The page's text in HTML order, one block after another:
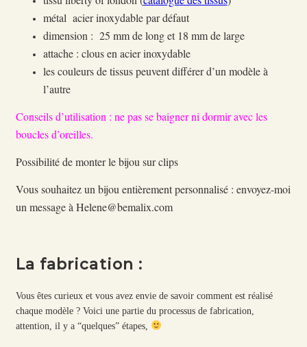
métal acier inoxydable par défaut
dimension : 25 mm de long et 18 mm de large
attache : clous en acier inoxydable
les couleurs de tissus peuvent différer d’un modèle à
l’autre
Conseils d’utilisation : ne pas se baigner ni dormir avec les
boucles d’oreilles.
Possibilité de monter le bijou sur clips
Vous souhaitez un bijou entièrement personnalisé : envoyez-moi
un message à Helene@bemalix.com
La fabrication :
Vous êtes curieux et vous avez envie de savoir comment est réalisé
chaque modèle ? Voici une partie du processus de fabrication,
attention, il y a “quelques” étapes,